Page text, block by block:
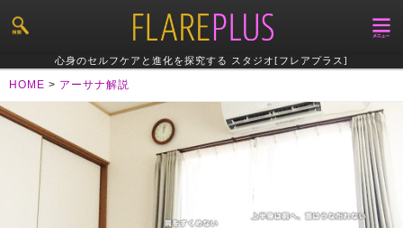
心身のセルフケアと進化を探究する スタジオ[フレアプラス]
HOME > アーサナ解説